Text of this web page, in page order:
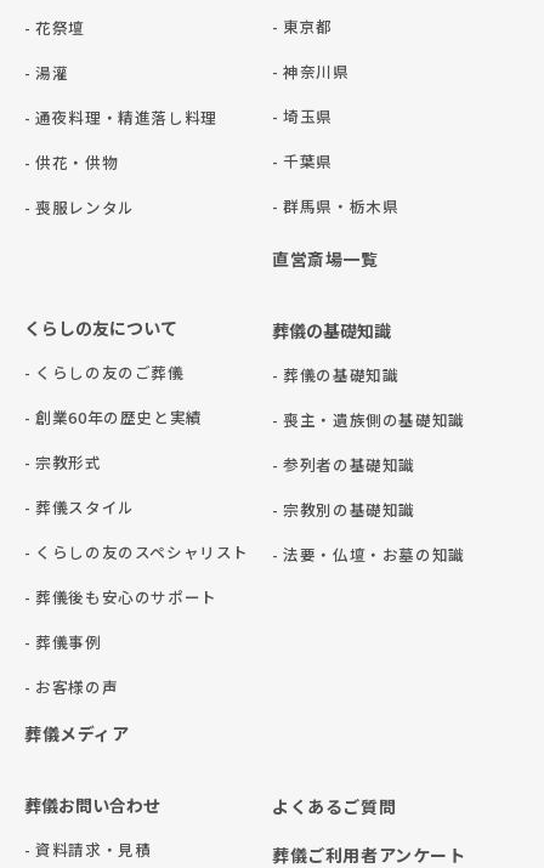
- 花祭壇
- 湯灌
- 通夜料理・精進落し料理
- 供花・供物
- 喪服レンタル
- 東京都
- 神奈川県
- 埼玉県
- 千葉県
- 群⾺県・栃⽊県
直営斎場一覧
くらしの友について
- くらしの友のご葬儀
- 創業60年の歴史と実績
- 宗教形式
- 葬儀スタイル
- くらしの友のスペシャリスト
- 葬儀後も安心のサポート
- 葬儀事例
- お客様の声
葬儀メディア
葬儀の基礎知識
- 葬儀の基礎知識
- 喪主・遺族側の基礎知識
- 参列者の基礎知識
- 宗教別の基礎知識
- 法要・仏壇・お墓の知識
葬儀お問い合わせ
- 資料請求・見積
よくあるご質問
葬儀ご利用者アンケート